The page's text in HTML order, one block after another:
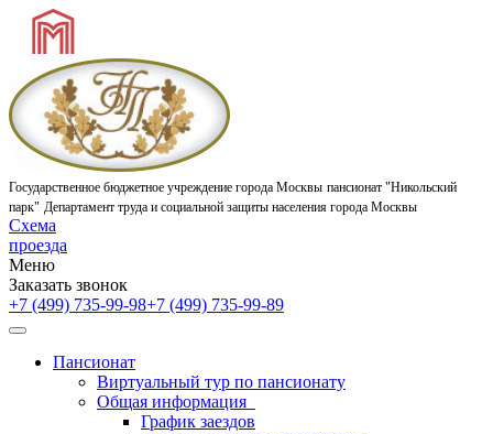
Государственное бюджетное учреждение города Москвы пансионат "Никольский
парк" Департамент труда и социальной защиты населения города Москвы
Схема
проезда
Меню
Заказать звонок
+7 (499) 735-99-98+7 (499) 735-99-89
Пансионат
Виртуальный тур по пансионату
Общая информация
График заездов